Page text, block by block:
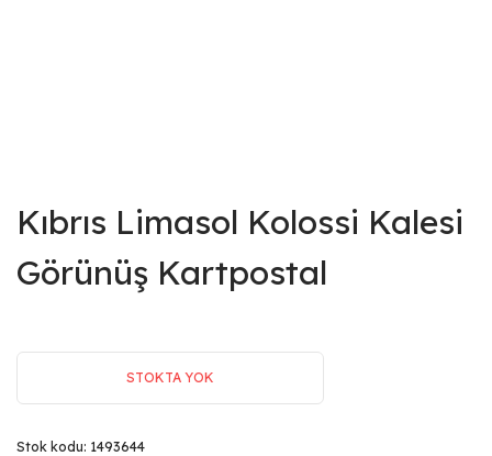
Kıbrıs Limasol Kolossi Kalesi
Görünüş Kartpostal
STOKTA YOK
Stok kodu: 1493644